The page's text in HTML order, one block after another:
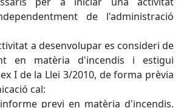
de l'administració
a desenvolupar es consideri de
en matèria d'incendis i estigui
I de la Llei 3/2010, de forma prèvia
cal:
previ en matèria d'incendis.